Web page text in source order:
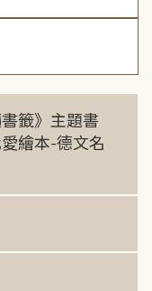
籤》主題書
繪本-德文名